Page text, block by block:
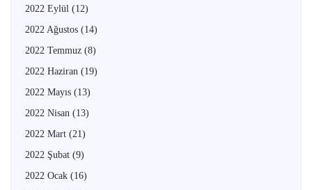
2022 Eylül (12)
2022 Ağustos (14)
2022 Temmuz (8)
2022 Haziran (19)
2022 Mayıs (13)
2022 Nisan (13)
2022 Mart (21)
2022 Şubat (9)
2022 Ocak (16)